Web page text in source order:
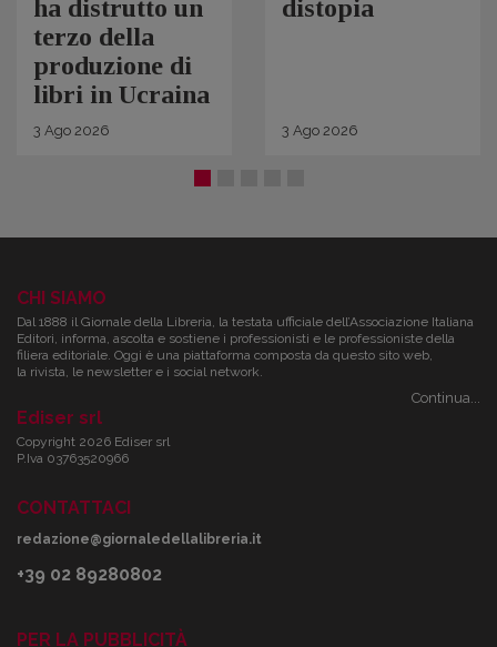
ha distrutto un
terzo della
produzione di
libri in Ucraina
3 Ago 2026
distopia
3 Ago 2026
CHI SIAMO
Dal 1888 il Giornale della Libreria, la testata ufficiale dell’Associazione Italiana
Editori, informa, ascolta e sostiene i professionisti e le professioniste della
filiera editoriale. Oggi è una piattaforma composta da questo sito web,
la rivista, le newsletter e i social network.
Continua...
Ediser srl
Copyright 2026 Ediser srl
P.Iva 03763520966
CONTATTACI
redazione@giornaledellalibreria.it
+39 02 89280802
PER LA PUBBLICITÀ